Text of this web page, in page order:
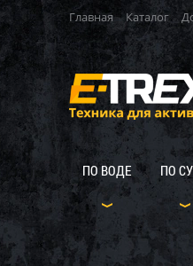
Главная Каталог
ПО ВОДЕ ПО